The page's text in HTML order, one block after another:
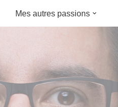
Mes autres passions